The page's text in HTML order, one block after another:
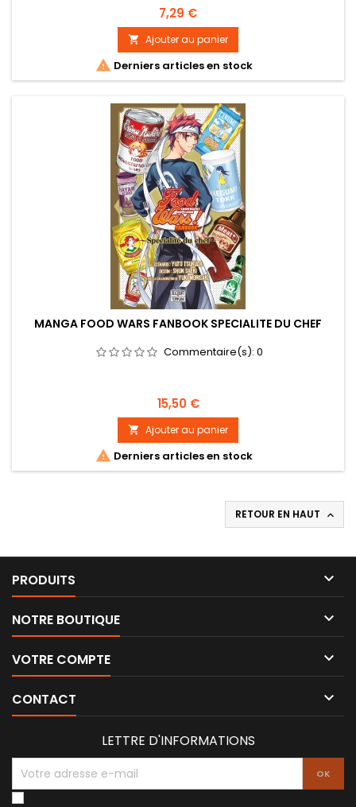
Prix
7,29 €
 Ajouter au panier
 Derniers articles en stock
MANGA FOOD WARS FANBOOK SPECIALITE DU CHEF
Commentaire(s): 0
Prix
15,50 €
 Ajouter au panier
 Derniers articles en stock
RETOUR EN HAUT 
PRODUITS 
NOTRE BOUTIQUE 
VOTRE COMPTE 
CONTACT 
LETTRE D'INFORMATIONS